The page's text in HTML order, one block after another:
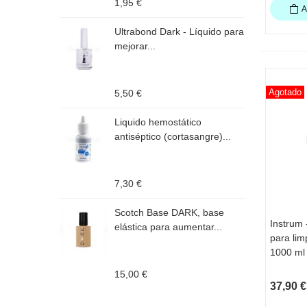
1,95 €
Ultrabond Dark - Líquido para
mejorar...
5,50 €
Liquido hemostático
antiséptico (cortasangre)...
7,30 €
Scotch Base DARK, base
elástica para aumentar...
15,00 €
Agotado
Instrum
para
1000 ml
37,90 €